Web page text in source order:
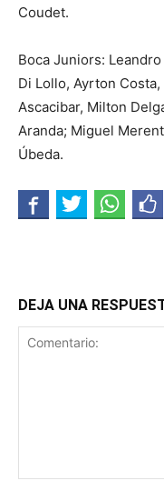
Coudet.
Boca Juniors:
Di Lollo, Ayrton
Ascacibar, Milton
Aranda; Miguel
Úbeda.
DEJA UNA